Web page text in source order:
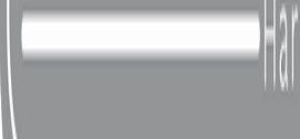
LIVE
Harvest Family Radio Guam
GU128k
A